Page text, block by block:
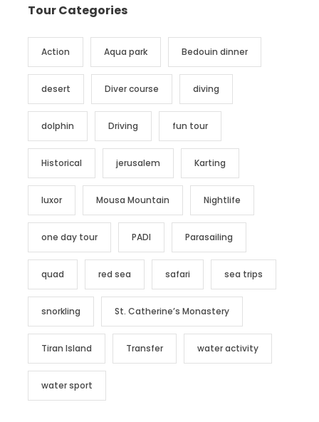
Tour Categories
Action Aqua park Bedouin dinner
desert Diver course diving
dolphin Driving fun tour
Historical jerusalem Karting
luxor Mousa Mountain Nightlife
one day tour PADI Parasailing
quad red sea safari sea trips
snorkling St. Catherine’s Monastery
Tiran Island Transfer water activity
water sport